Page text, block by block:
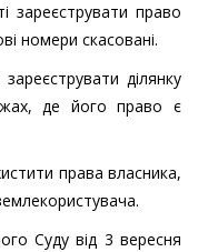
зареєструвати право
номери скасовані.
ділянку
де його право є
права власника,
Суду від 3 вересня